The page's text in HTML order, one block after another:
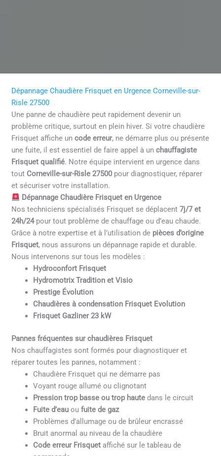
Dépannage Chaudière Frisquet en Urgence Corneville-sur-
Risle 27500
Une panne de chaudière peut rapidement devenir un
problème critique, surtout en plein hiver. Si votre chaudière
Frisquet affiche uncode erreur, ne démarre plus ou présente
une fuite, il est essentiel de faire appel à unchauffagiste
Frisquet qualifié. Notre équipe intervient en urgence dans
tout Corneville-sur-Risle 27500 pour diagnostiquer, réparer
et sécuriser votre installation.
Dépannage Chaudière Frisquet en Urgence
Nos techniciens spécialisés Frisquet se déplacent7j/7 et
24h/24pour tout problème de chauffage ou d’eau chaude.
Grâce à notre expertise et à l’utilisation de pièces d’origine
Frisquet, nous assurons un dépannage rapide et durable.
Nous intervenons sur tous les modèles :
Hydroconfort Frisquet
Hydromotrix Tradition et Visio
Prestige Évolution
Chaudières à condensation Frisquet Evolution
Frisquet Gazliner 23 kW
Pannes fréquentes sur chaudières Frisquet
Nos chauffagistes sont formés pour diagnostiquer et
réparer toutes les pannes, notamment :
Chaudière Frisquet qui ne démarre pas
Voyant rouge allumé ou clignotant
Pression trop basse ou trop haute dans le circuit
Fuite d’eau oufuite de gaz
Problèmes d’allumage ou de brûleur encrassé
Bruit anormal au niveau de la chaudière
Code erreur Frisquet affiché sur le tableau de